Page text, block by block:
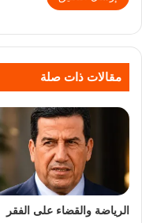
مقالات ذات صلة
الرياضة والقضاء على الفقر